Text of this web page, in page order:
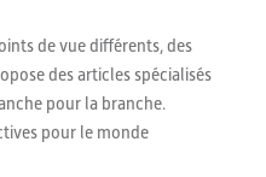
de vue différents, des
des articles spécialisés
pour la branche.
pour le monde